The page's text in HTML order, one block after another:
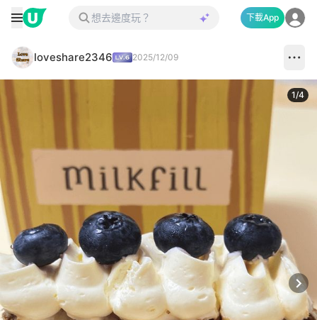
下載App
loveshare2346 2025/12/09
1/4